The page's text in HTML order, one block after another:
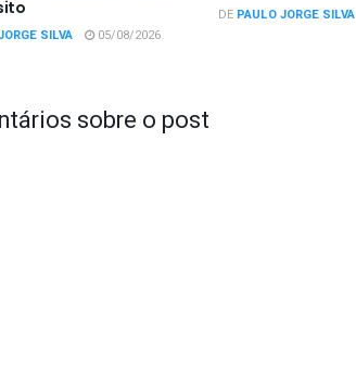
SILVA 05/08/2026
DE PAULO JORGE SILVA
sobre o post